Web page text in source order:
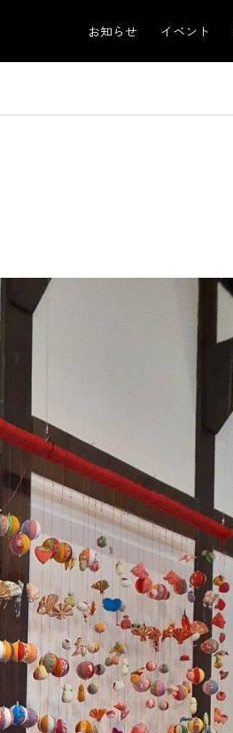
お知らせ イベント